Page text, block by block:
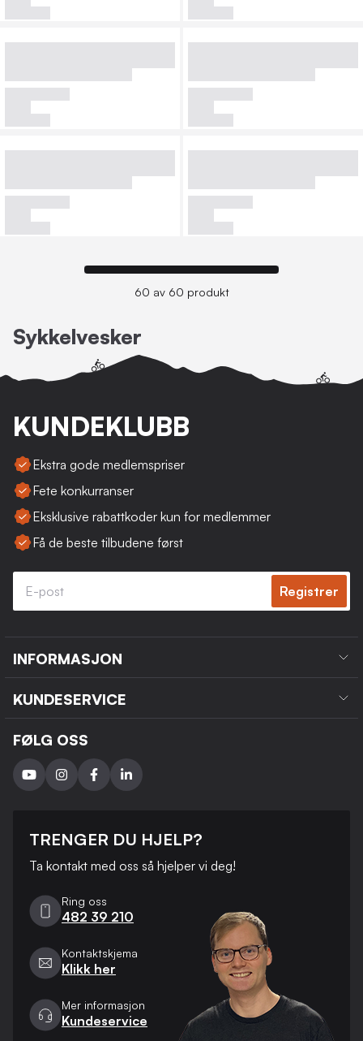
60 av 60 produkt
Sykkelvesker
KUNDEKLUBB
Ekstra gode medlemspriser
Fete konkurranser
Eksklusive rabattkoder kun for medlemmer
Få de beste tilbudene først
Registrer
INFORMASJON
KUNDESERVICE
FØLG OSS
TRENGER DU HJELP?
Ta kontakt med oss ​​så hjelper vi deg!
Ring oss
482 39 210
Kontaktskjema
Klikk her
Mer informasjon
Kundeservice